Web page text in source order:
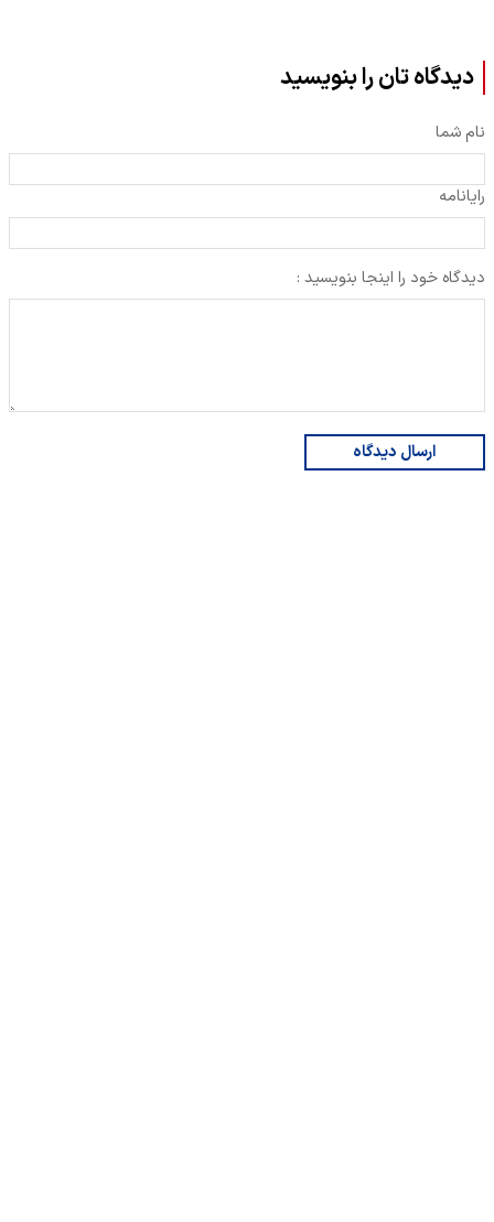
دیدگاه تان را بنویسید
نام شما
رایانامه
دیدگاه خود را اینجا بنویسید :
ارسال دیدگاه